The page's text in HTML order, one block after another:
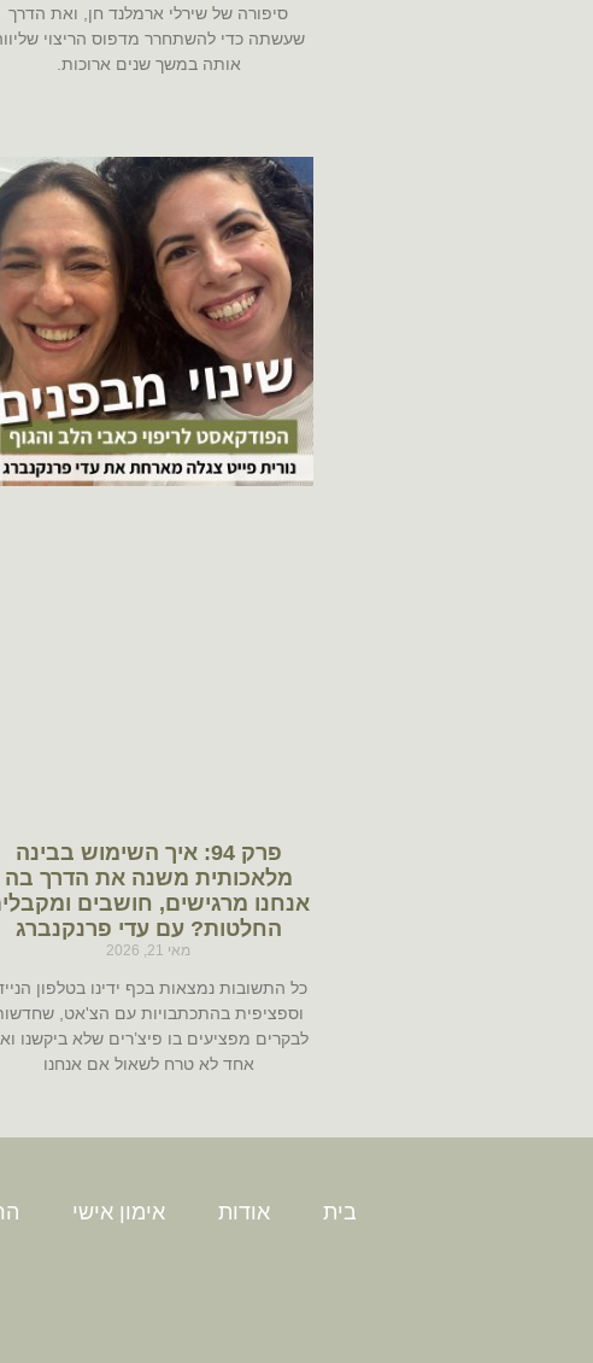
סיפורה של שירלי ארמלנד חן, ואת הדרך
שעשתה כדי להשתחרר מדפוס הריצוי
אותה במשך שנים ארוכות.
פרק 94: איך השימוש בבינה
מלאכותית משנה את הדרך בה
אנחנו מרגישים, חושבים
החלטות? עם עדי פרנקנברג
מאי 21, 2026
כל התשובות נמצאות בכף ידינו בטלפון
וספציפית בהתכתבויות עם הצ'אט,
לבקרים מפציעים בו פיצ’רים שלא ביקשנו
אחד לא טרח לשאול אם אנחנו
בית אודות אימון אישי